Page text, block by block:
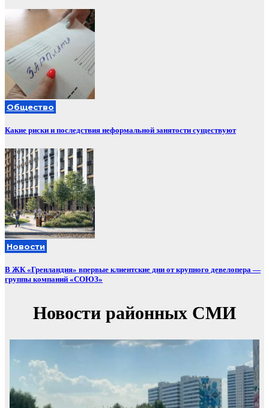
Общество
Какие риски и последствия неформальной занятости существуют
Новости
В ЖК «Гренландия» впервые клиентские дни от крупного девелопера —
группы компаний «СОЮЗ»